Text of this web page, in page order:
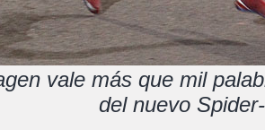
vale más que mil
del nuevo